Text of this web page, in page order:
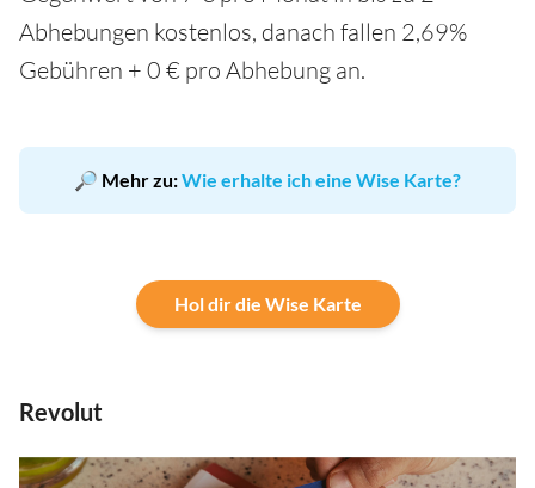
Abhebungen kostenlos, danach fallen 2,69%
Gebühren + 0 € pro Abhebung an.
🔎 Mehr zu:Wie erhalte ich eine Wise Karte?
Hol dir die Wise Karte
Revolut